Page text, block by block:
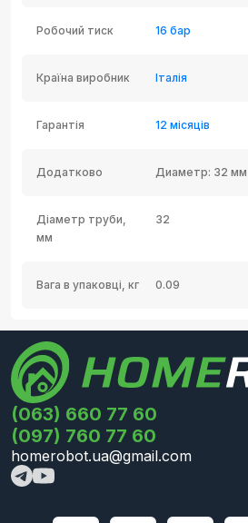
Робочий тиск 16 бар
Країна виробник Італія
Гарантія 12 місяців
Додатково Диаметр: 32 мм
Діаметр труби,
мм
32
Вага в упаковці, кг 0.09
(063) 660 77 60
(097) 760 77 60
homerobot.ua@gmail.com